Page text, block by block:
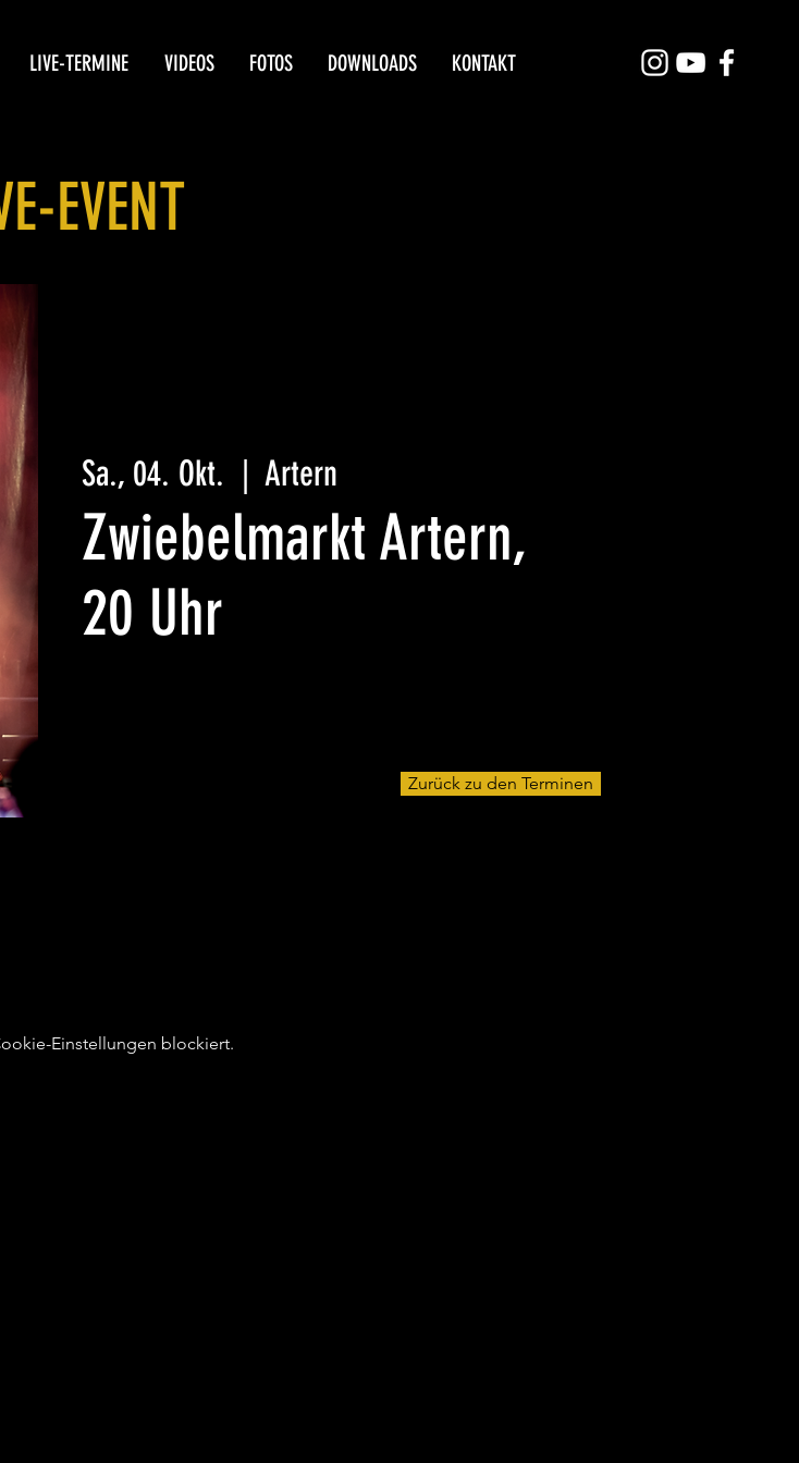
LIVE-TERMINE VIDEOS FOTOS DOWNLOADS KONTAKT
EVENT
Sa., 04. Okt.
  |
Artern
Zwiebelmarkt Artern,
20 Uhr
Einstellungen blockiert.
Zurück zu den Terminen